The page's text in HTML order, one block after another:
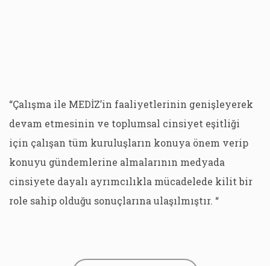
“Çalışma ile MEDİZ’in faaliyetlerinin genişleyerek
devam etmesinin ve toplumsal cinsiyet eşitliği
için çalışan tüm kuruluşların konuya önem verip
konuyu gündemlerine almalarının medyada
cinsiyete dayalı ayrımcılıkla mücadelede kilit bir
role sahip olduğu sonuçlarına ulaşılmıştır. “